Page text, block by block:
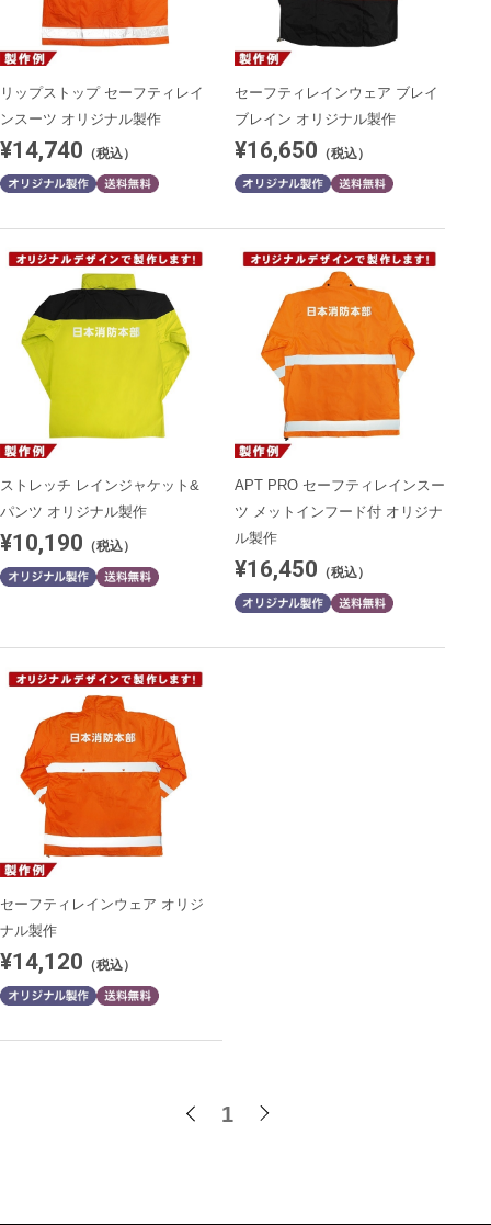
リップストップ セーフティレイ
ンスーツ オリジナル製作
¥14,740 （税込）
セーフティレインウェア ブレイ
ブレイン オリジナル製作
¥16,650 （税込）
ストレッチ レインジャケット&
パンツ オリジナル製作
¥10,190 （税込）
APT PRO セーフティレインスー
ツ メットインフード付 オリジナ
ル製作
¥16,450 （税込）
セーフティレインウェア オリジ
ナル製作
¥14,120 （税込）
1